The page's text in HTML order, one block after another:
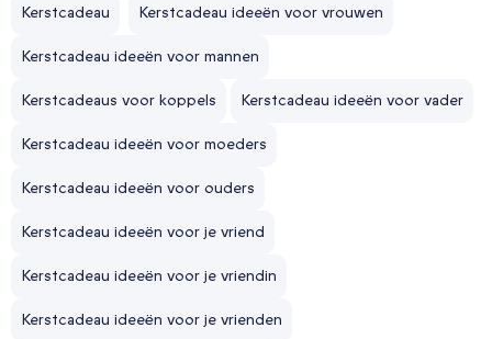
Kerstcadeau Kerstcadeau ideeën voor vrouwen
Kerstcadeau ideeën voor mannen
Kerstcadeaus voor koppels Kerstcadeau ideeën voor vader
Kerstcadeau ideeën voor moeders
Kerstcadeau ideeën voor ouders
Kerstcadeau ideeën voor je vriend
Kerstcadeau ideeën voor je vriendin
Kerstcadeau ideeën voor je vrienden